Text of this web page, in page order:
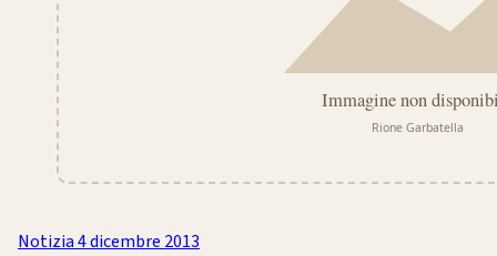
Notizia4 dicembre 2013